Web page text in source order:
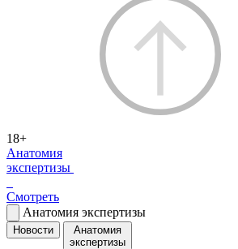
18+
Анатомия
экспертизы
Смотреть
Анатомия экспертизы
Новости
Анатомия
экспертизы